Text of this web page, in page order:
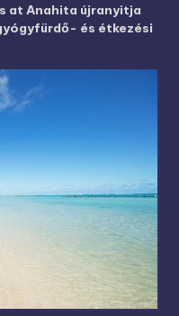
at Anahita újranyitja
és étkezési